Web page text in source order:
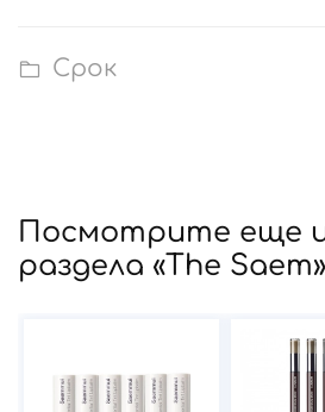
Срок
Посмотрите еще
раздела «The Saem»